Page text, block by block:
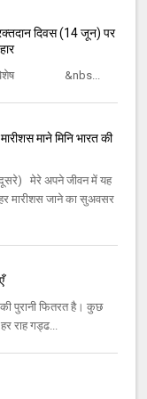
दिवस (14 जून) पर
पर विशेष &nbs...
माने मिनि भारत की
दूसरे) मेरे अपने जीवन में यह
मारीशस जाने का सुअवसर
की पुरानी फितरत है। कुछ
राह गड्ढ...